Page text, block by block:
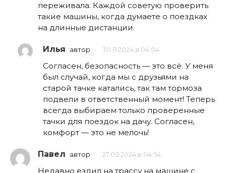
переживала. Каждой советую проверить
такие машины, когда думаете о поездках
на длинные дистанции.
Илья автор 30.11.2024 в 04:04
Согласен, безопасность — это всё. У меня
был случай, когда мы с друзьями на
старой тачке катались, так там тормоза
подвели в ответственный момент! Теперь
всегда выбираем только проверенные
тачки для поездок на дачу. Согласен,
комфорт — это не мелочь!
Павел автор 27.09.2024 в 04:54
Недавно ездил на трассу на машине с